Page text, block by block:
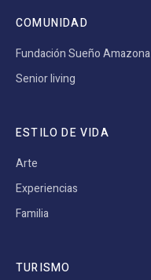
COMUNIDAD
Fundación Sueño Amazona
Senior living
ESTILO DE VIDA
Arte
Experiencias
Familia
TURISMO